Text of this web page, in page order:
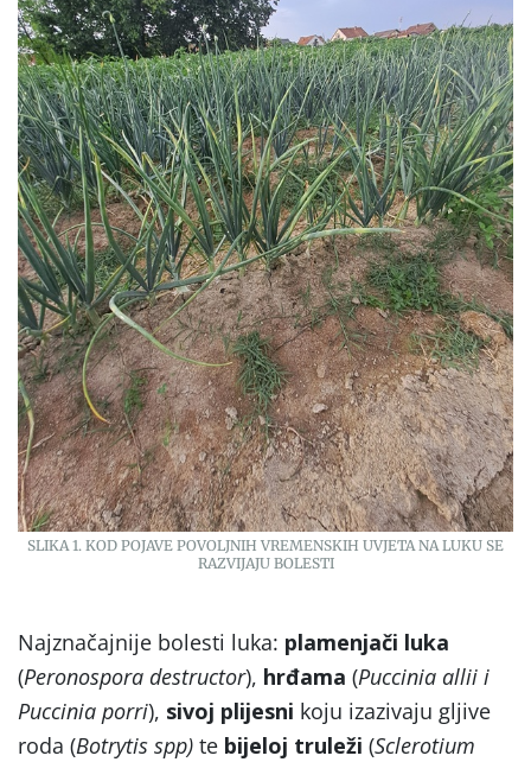
SLIKA 1. KOD POJAVE POVOLJNIH VREMENSKIH UVJETA NA LUKU SE
RAZVIJAJU BOLESTI
Najznačajnije bolesti luka: plamenjači luka
(Peronospora destructor), hrđama (Puccinia allii i
Puccinia porri), sivoj plijesni koju izazivaju gljive
roda (Botrytis spp) te bijeloj truleži (Sclerotium